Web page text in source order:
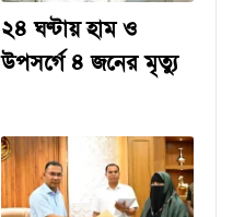
২৪ ঘণ্টায় হাম ও
উপসর্গে ৪ জনের মৃত্যু